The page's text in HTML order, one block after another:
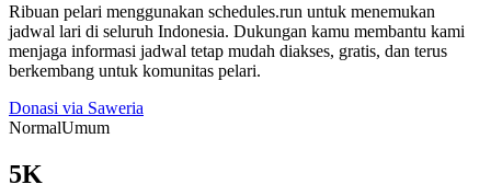
Ribuan pelari menggunakan schedules.run untuk menemukan
jadwal lari di seluruh Indonesia. Dukungan kamu membantu kami
menjaga informasi jadwal tetap mudah diakses, gratis, dan terus
berkembang untuk komunitas pelari.
Donasi via Saweria
NormalUmum
5K